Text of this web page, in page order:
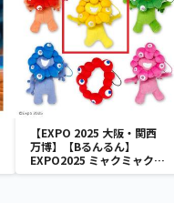
【EXPO 2025 大阪・関西
万博】【Bるんるん】
EXPO2025 ミャクミャク
カラフルゴム紐付きぬいぐ